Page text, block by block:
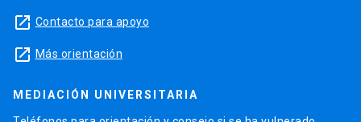
launch Contacto para apoyo
launch Más orientación
MEDIACIÓN UNIVERSITARIA